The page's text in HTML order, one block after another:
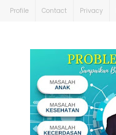
Profile Contact Privacy